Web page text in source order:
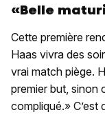
«Belle
Cette première
Haas vivra des
vrai match piège.
premier but, sinon
compliqué.» C’est